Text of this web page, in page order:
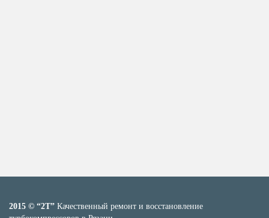
2015 © “2T” Качественный ремонт и восстановление